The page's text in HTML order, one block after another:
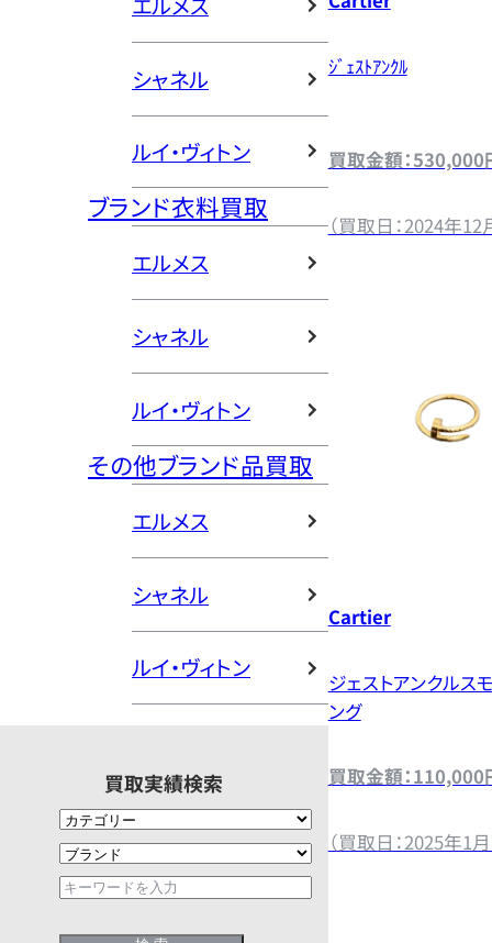
シャネル
ルイ・ヴィトン
ブランド衣料買取
エルメス
シャネル
ルイ・ヴィトン
その他ブランド品買取
エルメス
シャネル
ルイ・ヴィトン
買取実績検索
ｼﾞｪｽﾄｱﾝｸﾙ
買取金額：530,000
（買取日：2024年12
Cartier
ジェストアンクルス
ング
買取金額：110,000
（買取日：2025年1